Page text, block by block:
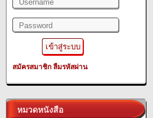
สมัครสมาชิก ลืมรหัสผ่าน
หมวดหนังสือ